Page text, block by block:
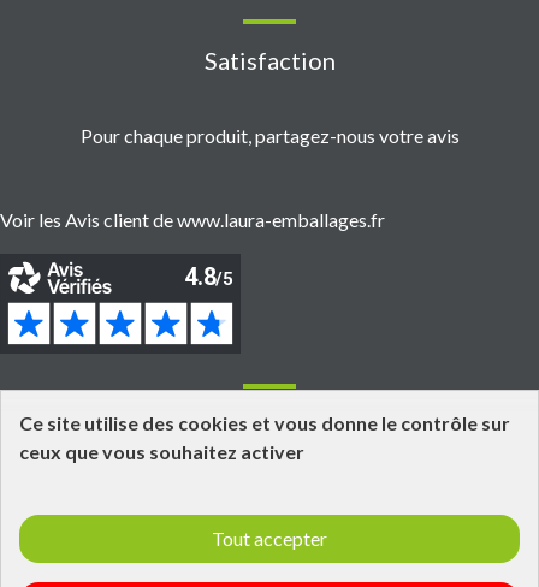
Satisfaction
Pour chaque produit, partagez-nous votre avis
Voir les Avis client de www.laura-emballages.fr
Informations
Click and Collect
Livraisons et retours
Informations légales
Ce site utilise des cookies et vous donne le contrôle sur
ceux que vous souhaitez activer
Tout accepter